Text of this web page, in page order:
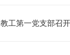
教工第一党支部召